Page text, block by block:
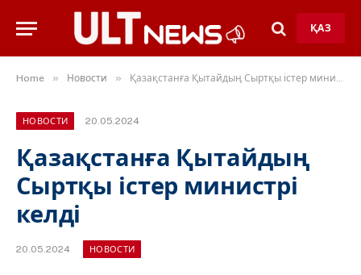
ҚАЗ
Home » Новости » Қазақстанға Қытайдың Сыртқы істер министрі келді
НОВОСТИ 20.05.2024
Қазақстанға Қытайдың
Сыртқы істер министрі
келді
20.05.2024 НОВОСТИ